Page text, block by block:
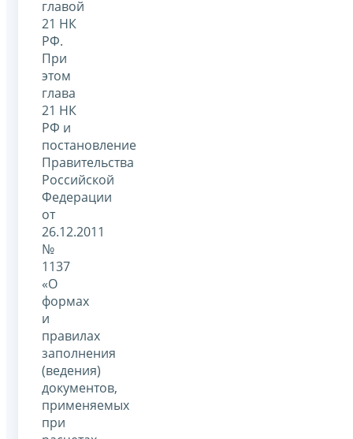
главой
21 НК
РФ.
При
этом
глава
21 НК
РФ и
постановление
Правительства
Российской
Федерации
от
26.12.2011
№
1137
«О
формах
и
правилах
заполнения
(ведения)
документов,
применяемых
при